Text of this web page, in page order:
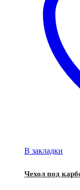
В закладки
Чехол под